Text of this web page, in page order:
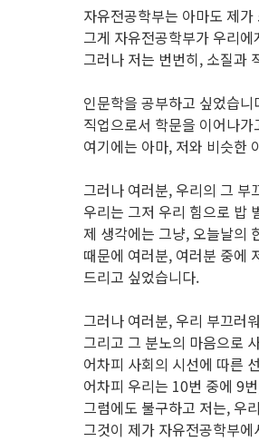
자유전공학부는 아마도 제
그게 자유전공학부가 우리
그러나 저는 번번히, 소질과
인문학을 공부하고 싶었습
직업으로서 학문을 이어나
여기에는 아마, 저와 비슷한
그러나 여러분, 우리의 그
우리는 그저 우리 힘으로 밥
제 생각에는 그냥, 오늘날의
때문에 여러분, 여러분 중에
드리고 싶었습니다.
그러나 여러분, 우리 부끄러
그리고 그 분노의 마음으로
어차피 사회의 시선에 따른
어차피 우리는 10번 중에 9
그럼에도 불구하고 저는, 우
그것이 제가 자유전공학부